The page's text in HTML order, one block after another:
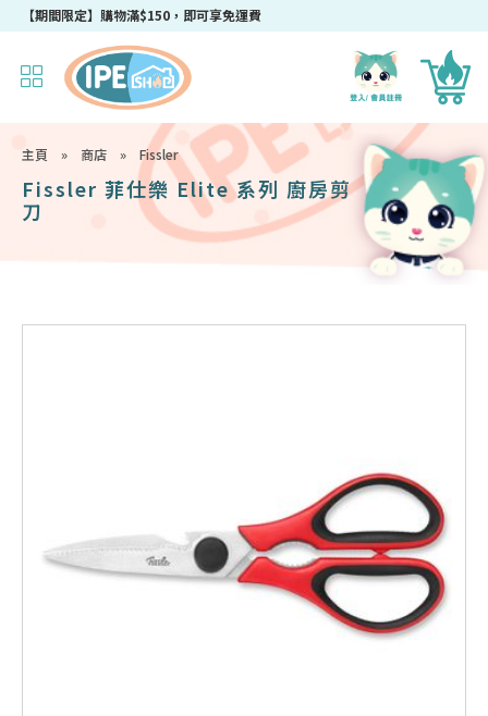
【期間限定】購物滿$150，即可享免運費
主頁 » 商店 » Fissler
Fissler 菲仕樂 Elite 系列 廚房剪
刀